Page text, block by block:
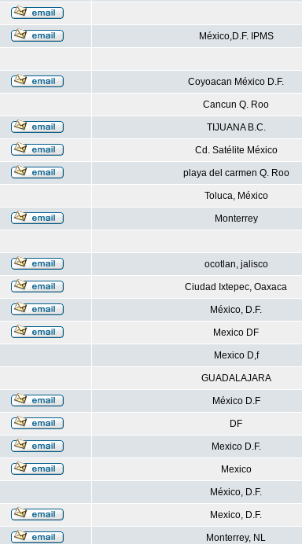
México,D.F. IPMS
Coyoacan México D.F.
Cancun Q. Roo
TIJUANA B.C.
Cd. Satélite México
playa del carmen Q. Roo
Toluca, México
Monterrey
ocotlan, jalisco
Ciudad Ixtepec, Oaxaca
México, D.F.
Mexico DF
Mexico D,f
GUADALAJARA
México D.F
DF
Mexico D.F.
Mexico
México, D.F.
Mexico, D.F.
Monterrey, NL